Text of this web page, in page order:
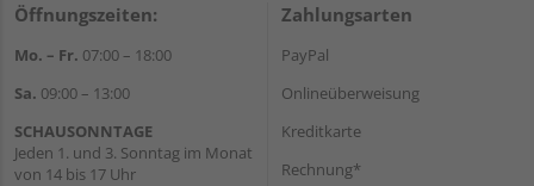
Öffnungszeiten:
Mo. – Fr. 07:00 – 18:00
Sa. 09:00 – 13:00
SCHAUSONNTAGE
Jeden 1. und 3. Sonntag im Monat
von 14 bis 17 Uhr
Zahlungsarten
PayPal
Onlineüberweisung
Kreditkarte
Rechnung*